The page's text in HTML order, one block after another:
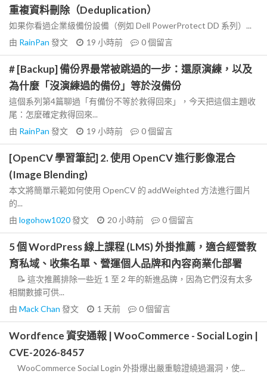
重複資料刪除（Deduplication）
如果你看過企業級備份設備（例如 Dell PowerProtect DD 系列）...
由 RainPan 發文 19 小時前 0個留言
# [Backup] 備份界最常被跳過的一步：還原演練，以及
為什麼「沒演練過的備份」等於沒備份
這個系列第4篇聊過「有備份不等於救得回來」，今天把這個主題收
尾：怎麼確定救得回來...
由 RainPan 發文 19 小時前 0個留言
[OpenCV 學習筆記] 2. 使用 OpenCV 進行影像混合
(Image Blending)
本文將簡單示範如何使用 OpenCV 的 addWeighted 方法進行圖片
的...
由 logohow1020發文 20 小時前 0個留言
5 個 WordPress 線上課程 (LMS) 外掛推薦，適合經營教
育私域、收集名單、營運個人品牌和內容商業化部署
📝 這次推薦排除一些近 1 至 2 年的新進品牌，因為它們沒有太多
相關數據可供...
由 Mack Chan 發文 1 天前 0個留言
Wordfence 資安通報 | WooCommerce - Social Login |
CVE-2026-8457
WooCommerce Social Login 外掛爆出嚴重驗證繞過漏洞，使...